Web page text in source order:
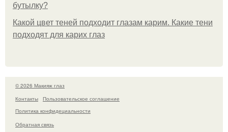
бутылку?
Какой цвет теней подходит глазам карим. Какие тени
подходят для карих глаз
© 2026 Макияж глаз
Контакты
Пользовательское соглашение
Политика конфидециальности
Обратная связь